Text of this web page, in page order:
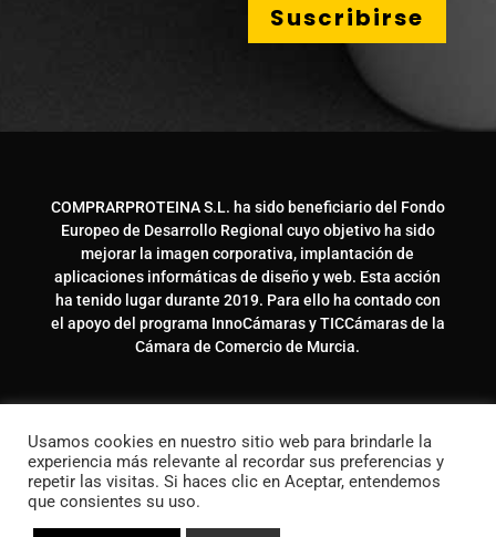
Suscribirse
COMPRARPROTEINA S.L. ha sido beneficiario del Fondo
Europeo de Desarrollo Regional cuyo objetivo ha sido
mejorar la imagen corporativa, implantación de
aplicaciones informáticas de diseño y web. Esta acción
ha tenido lugar durante 2019. Para ello ha contado con
el apoyo del programa InnoCámaras y TICCámaras de la
Cámara de Comercio de Murcia.
© Copyright 2020 Comprarproteina.com – Hecho
Usamos cookies en nuestro sitio web para brindarle la
experiencia más relevante al recordar sus preferencias y
repetir las visitas. Si haces clic en Aceptar, entendemos
que consientes su uso.